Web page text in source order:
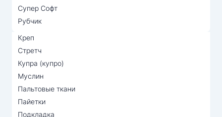
Супер Софт
Рубчик
Креп
Стретч
Купра (купро)
Муслин
Пальтовые ткани
Пайетки
Подкладка